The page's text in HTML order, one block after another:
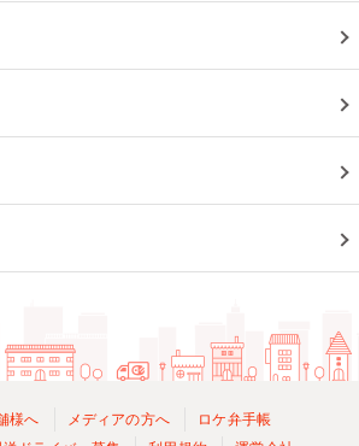
様へ メディアの方へ
ロケ弁手帳